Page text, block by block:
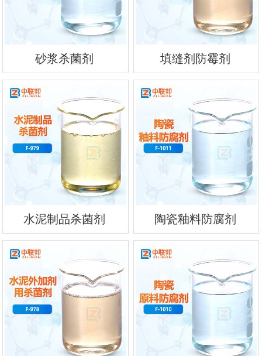
砂浆杀菌剂 填缝剂防霉剂
水泥制品杀菌剂 陶瓷釉料防腐剂